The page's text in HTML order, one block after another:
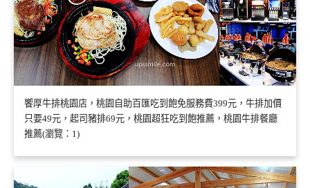
饗厚牛排桃園店，桃園自助百匯吃到飽免服務費399元，牛排加價
只要49元，起司豬排69元，桃園超狂吃到飽推薦，桃園牛排餐廳
推薦(瀏覽：1)